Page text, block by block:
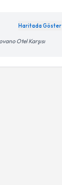
Haritada Göster
Otel Karşısı